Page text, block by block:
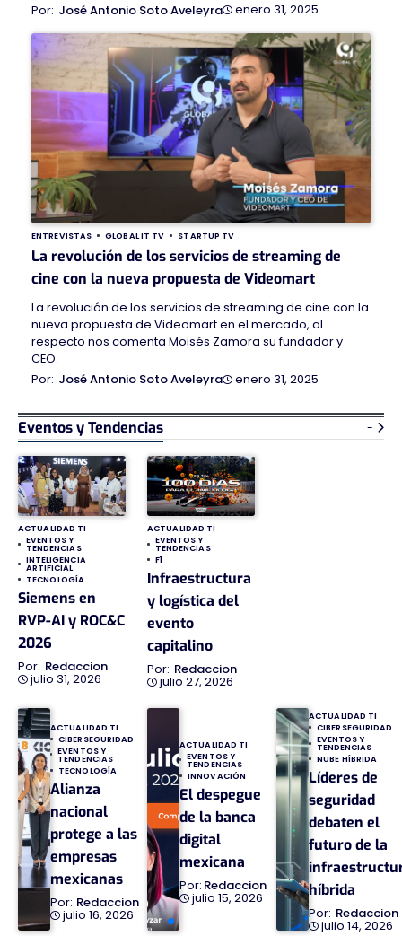
José Antonio Soto Aveleyra
enero 31, 2025
ENTREVISTAS GLOBAL IT TV STARTUP TV
La revolución de los servicios de streaming de
cine con la nueva propuesta de Videomart
La revolución de los servicios de streaming de cine con la
nueva propuesta de Videomart en el mercado, al
respecto nos comenta Moisés Zamora su fundador y
CEO.
José Antonio Soto Aveleyra
enero 31, 2025
Eventos y Tendencias -
ACTUALIDAD TI
EVENTOS Y
TENDENCIAS
INTELIGENCIA
ARTIFICIAL
TECNOLOGÍA
Siemens en
RVP-AI y ROC&C
2026
Redaccion
julio 31, 2026
ACTUALIDAD TI
EVENTOS Y
TENDENCIAS
F1
Infraestructura
y logística del
evento
capitalino
Redaccion
julio 27, 2026
ACTUALIDAD TI
CIBERSEGURIDAD
EVENTOS Y
TENDENCIAS
TECNOLOGÍA
Alianza
nacional
protege a las
empresas
mexicanas
Redaccion
julio 16, 2026
ACTUALIDAD TI
EVENTOS Y
TENDENCIAS
INNOVACIÓN
El despegue
de la banca
digital
mexicana
Redaccion
julio 15, 2026
ACTUALIDAD TI
CIBERSEGURIDAD
EVENTOS Y
TENDENCIAS
NUBE HÍBRIDA
Líderes de
seguridad
debaten el
futuro de la
híbrida
Redaccion
julio 14, 2026